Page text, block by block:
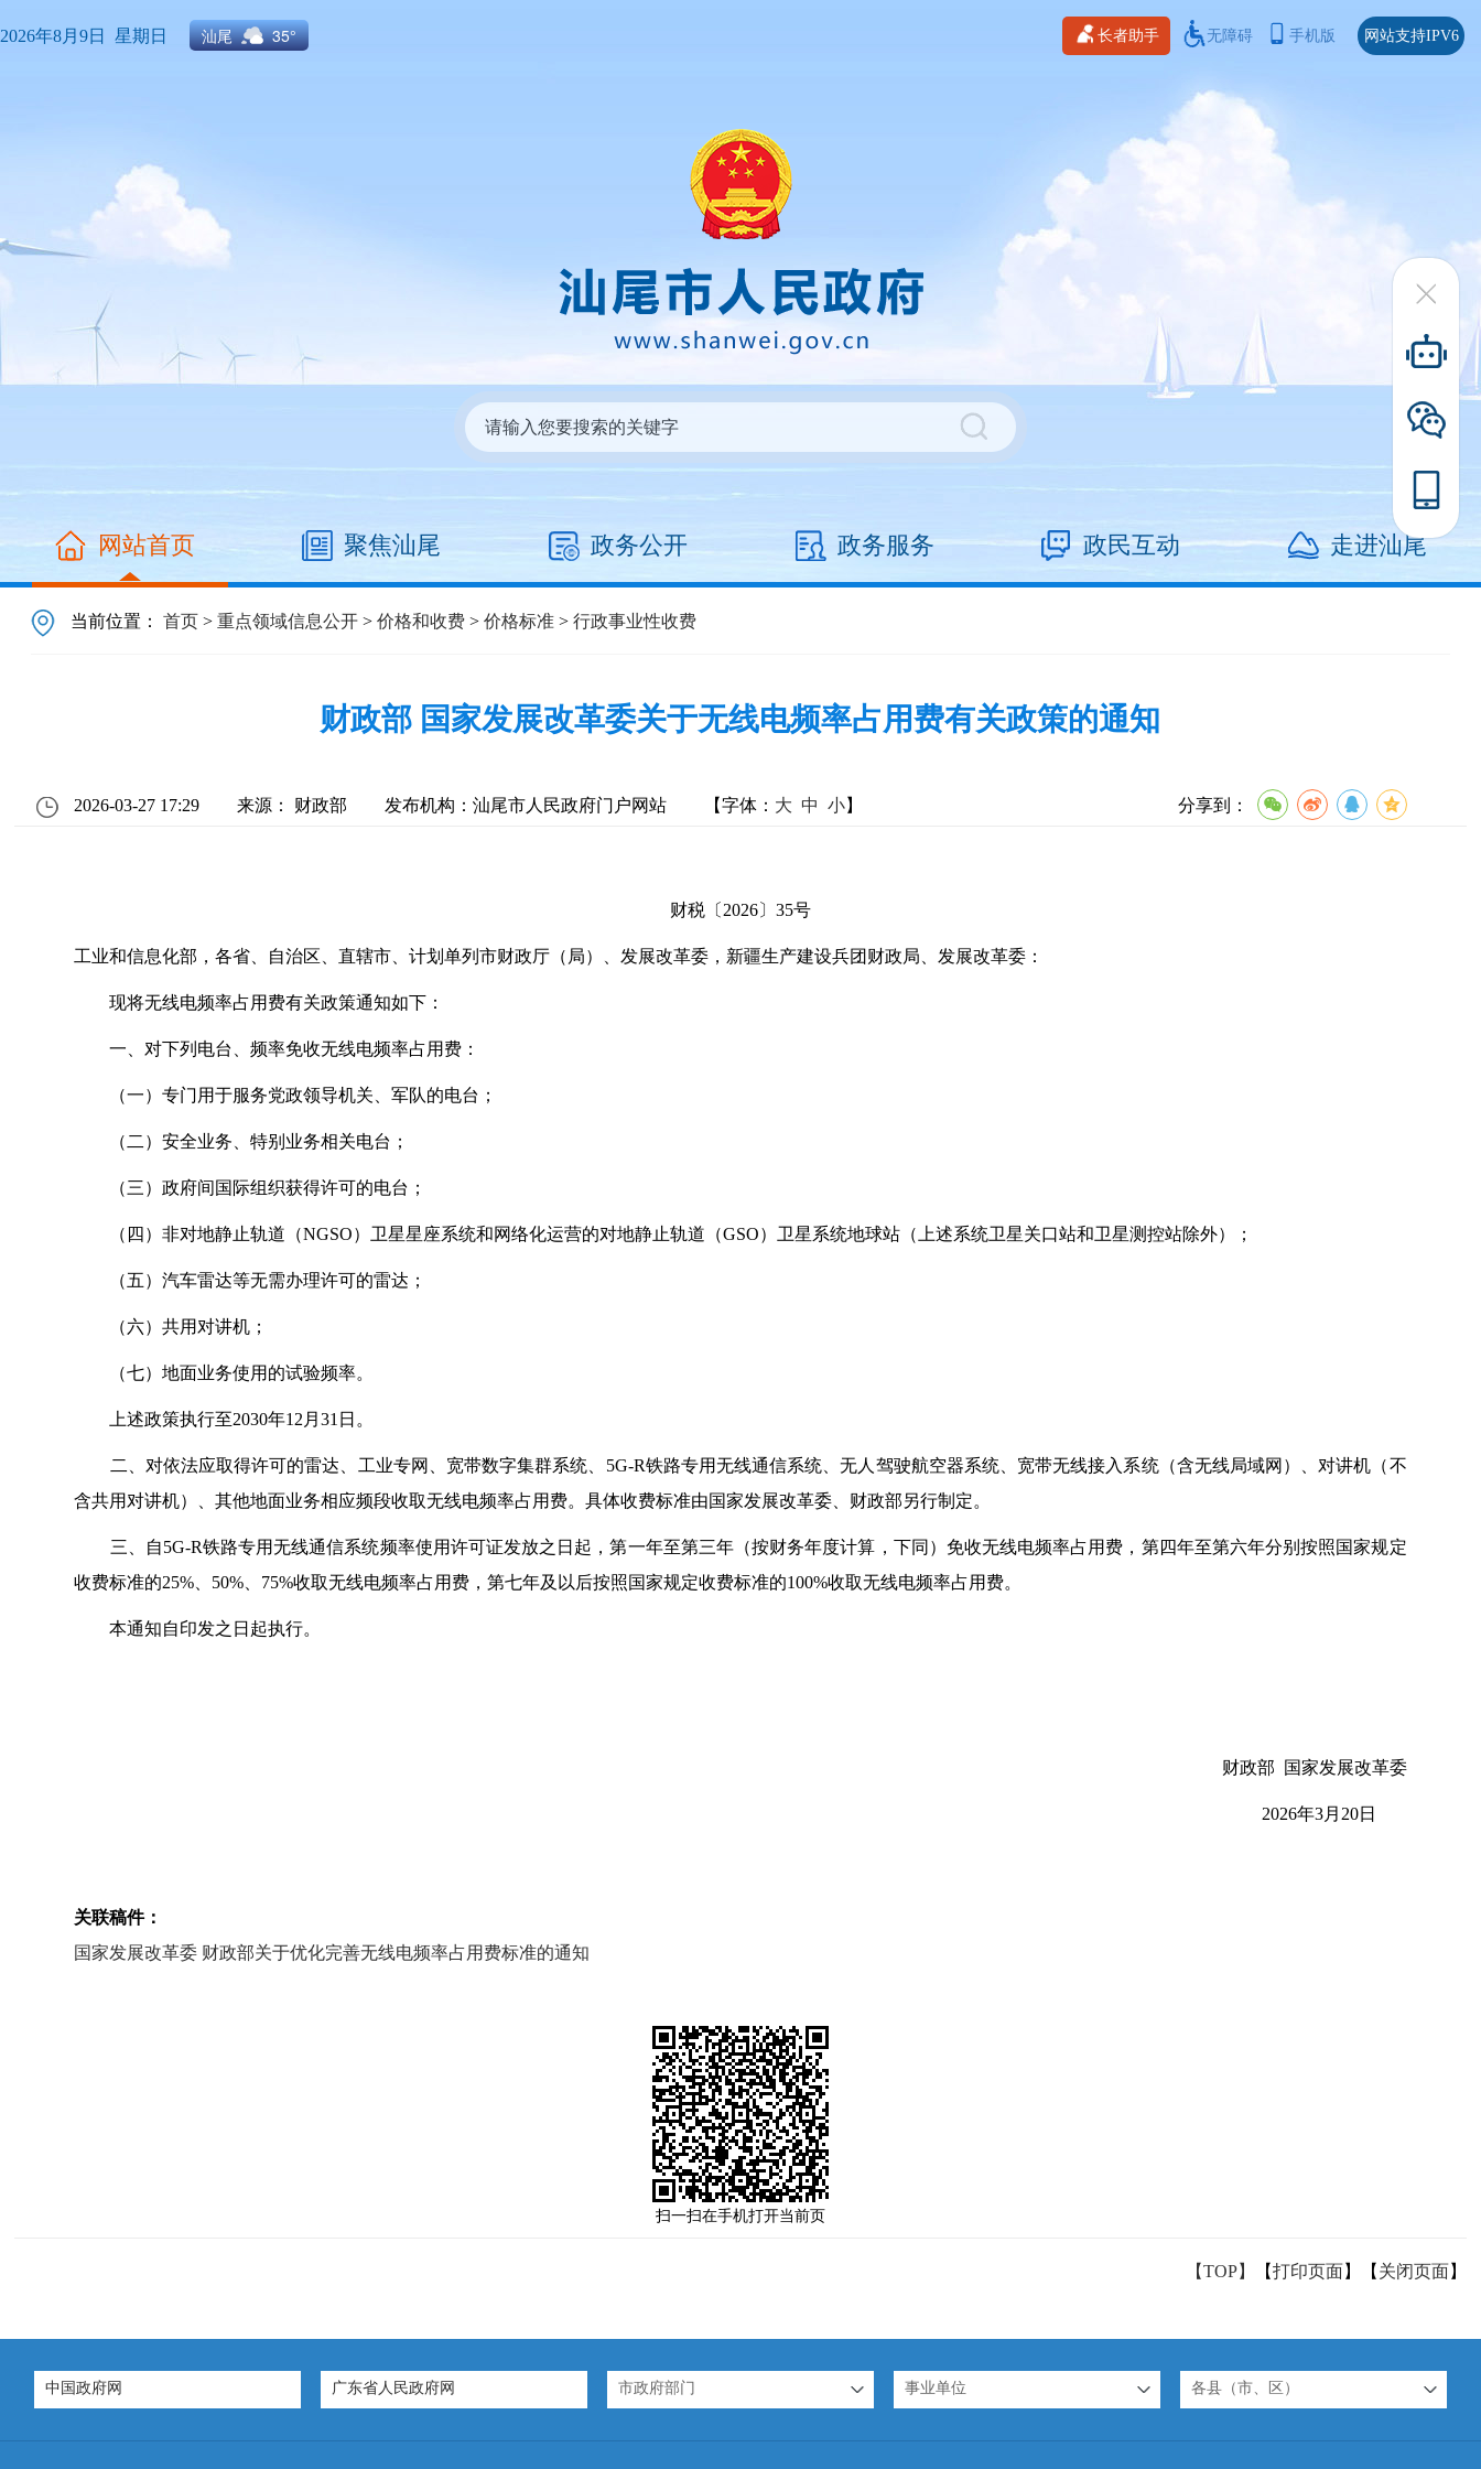
2026年8月9日 星期日 汕尾 35° 长者助手 无障碍 手机版 网站支持IPV6
网站首页 聚焦汕尾 政务公开 政务服务 政民互动 走进汕尾
当前位置：首页 >重点领域信息公开 >价格和收费 >价格标准 >行政事业性收费
财政部 国家发展改革委关于无线电频率占用费有关政策的通知
2026-03-27 17:29 来源： 财政部 发布机构：汕尾市人民政府门户网站 【字体： 大 中 小】 分享到：
财税〔2026〕35号
工业和信息化部，各省、自治区、直辖市、计划单列市财政厅（局）、发展改革委，新疆生产建设兵团财政局、发展改革委：
现将无线电频率占用费有关政策通知如下：
一、对下列电台、频率免收无线电频率占用费：
（一）专门用于服务党政领导机关、军队的电台；
（二）安全业务、特别业务相关电台；
（三）政府间国际组织获得许可的电台；
（四）非对地静止轨道（NGSO）卫星星座系统和网络化运营的对地静止轨道（GSO）卫星系统地球站（上述系统卫星关口站和卫星测控站除外）；
（五）汽车雷达等无需办理许可的雷达；
（六）共用对讲机；
（七）地面业务使用的试验频率。
上述政策执行至2030年12月31日。
二、对依法应取得许可的雷达、工业专网、宽带数字集群系统、5G-R铁路专用无线通信系统、无人驾驶航空器系统、宽带无线接入系统（含无线局域网）、对讲机（不
含共用对讲机）、其他地面业务相应频段收取无线电频率占用费。具体收费标准由国家发展改革委、财政部另行制定。
三、自5G-R铁路专用无线通信系统频率使用许可证发放之日起，第一年至第三年（按财务年度计算，下同）免收无线电频率占用费，第四年至第六年分别按照国家规定
收费标准的25%、50%、75%收取无线电频率占用费，第七年及以后按照国家规定收费标准的100%收取无线电频率占用费。
本通知自印发之日起执行。
财政部 国家发展改革委
2026年3月20日
关联稿件：
国家发展改革委 财政部关于优化完善无线电频率占用费标准的通知
扫一扫在手机打开当前页
【TOP】 【打印页面】【 关闭页面】
中国政府网 广东省人民政府网 市政府部门 事业单位 各县（市、区）